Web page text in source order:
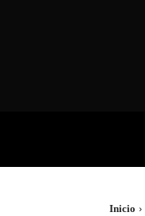
Inicio